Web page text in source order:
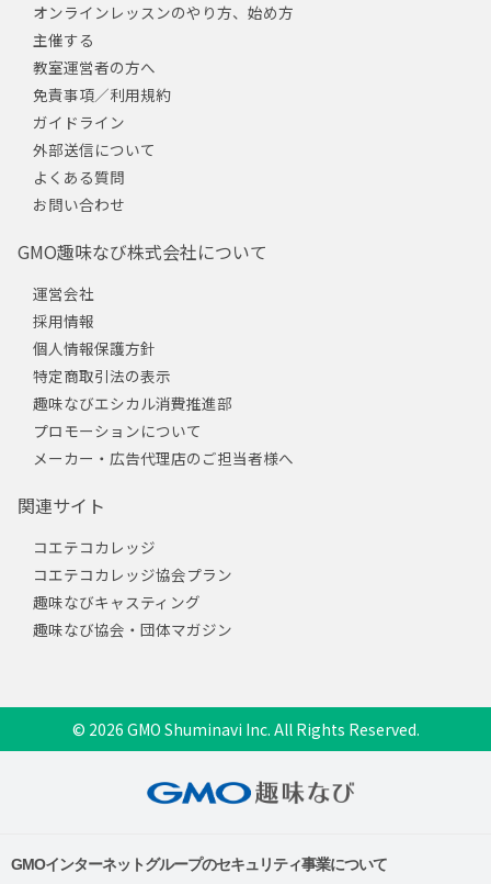
オンラインレッスンのやり方、始め方
主催する
教室運営者の方へ
免責事項／利用規約
ガイドライン
外部送信について
よくある質問
お問い合わせ
GMO趣味なび株式会社について
運営会社
採用情報
個人情報保護方針
特定商取引法の表示
趣味なびエシカル消費推進部
プロモーションについて
メーカー・広告代理店のご担当者様へ
関連サイト
コエテコカレッジ
コエテコカレッジ協会プラン
趣味なびキャスティング
趣味なび協会・団体マガジン
© 2026 GMO Shuminavi Inc. All Rights Reserved.